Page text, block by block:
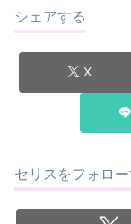
シェアする
X
セリスをフォロー